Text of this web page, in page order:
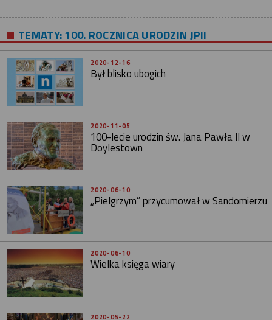
TEMATY:100. ROCZNICA URODZIN JPII
2020-12-16
Był blisko ubogich
2020-11-05
100-lecie urodzin św. Jana Pawła II w
Doylestown
2020-06-10
„Pielgrzym” przycumował w Sandomierzu
2020-06-10
Wielka księga wiary
2020-05-22